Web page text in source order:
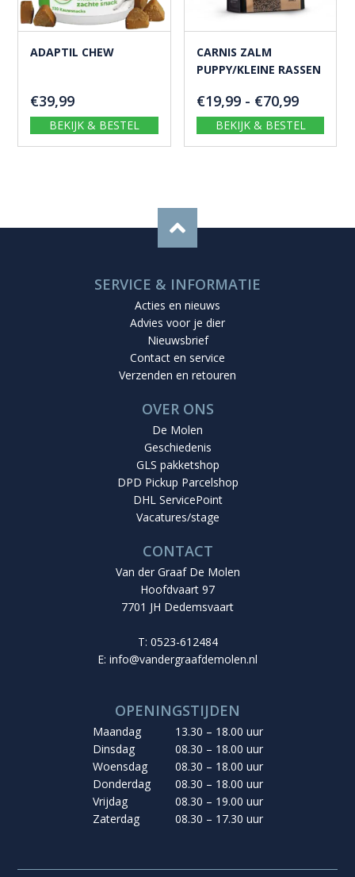
ADAPTIL CHEW
€39,99
BEKIJK & BESTEL
CARNIS ZALM
PUPPY/KLEINE RASSEN
€19,99 - €70,99
€19,99
tot
€70,99
BEKIJK & BESTEL
SERVICE & INFORMATIE
Acties en nieuws
Advies voor je dier
Nieuwsbrief
Contact en service
Verzenden en retouren
OVER ONS
De Molen
Geschiedenis
GLS pakketshop
DPD Pickup Parcelshop
DHL ServicePoint
Vacatures/stage
CONTACT
Van der Graaf De Molen
Hoofdvaart 97
7701 JH Dedemsvaart
T: 0523-612484
E: info@vandergraafdemolen.nl
OPENINGSTIJDEN
Maandag
13.30 – 18.00 uur
Dinsdag
08.30 – 18.00 uur
Woensdag
08.30 – 18.00 uur
Donderdag
08.30 – 18.00 uur
Vrijdag
08.30 – 19.00 uur
Zaterdag
08.30 – 17.30 uur